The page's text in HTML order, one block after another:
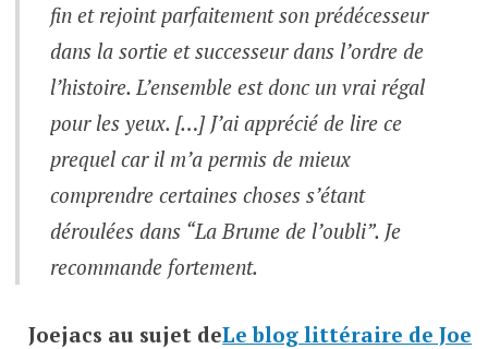
fin et rejoint parfaitement son prédécesseur
dans la sortie et successeur dans l’ordre de
l’histoire. L’ensemble est donc un vrai régal
pour les yeux. […] J’ai apprécié de lire ce
prequel car il m’a permis de mieux
comprendre certaines choses s’étant
déroulées dans “La Brume de l’oubli”. Je
recommande fortement.
Joejacs au sujet deLe blog littéraire de Joe